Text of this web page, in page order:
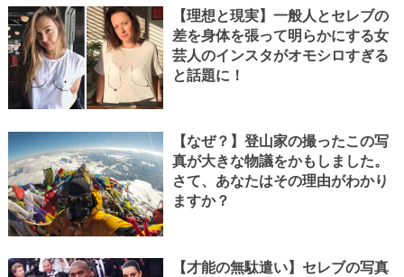
【理想と現実】一般人とセレブの
差を身体を張って明らかにする女
芸人のインスタがオモシロすぎる
と話題に！
【なぜ？】登山家の撮ったこの写
真が大きな物議をかもしました。
さて、あなたはその理由がわかり
ますか？
【才能の無駄遣い】セレブの写真